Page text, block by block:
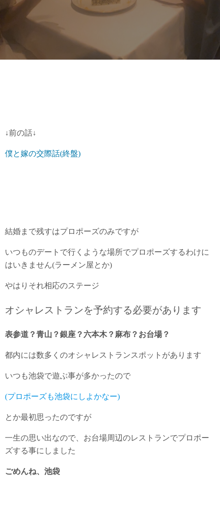
↓前の話↓
僕と嫁の交際話(終盤)
結婚まで残すはプロポーズのみですが
いつものデートで行くような場所でプロポーズするわけに
はいきません(ラーメン屋とか)
やはりそれ相応のステージ
オシャレストランを予約する必要があります
表参道？青山？銀座？六本木？麻布？お台場？
都内には数多くのオシャレストランスポットがあります
いつも池袋で遊ぶ事が多かったので
(プロポーズも池袋にしよかなー)
とか最初思ったのですが
一生の思い出なので、お台場周辺のレストランでプロポー
ズする事にしました
ごめんね、池袋